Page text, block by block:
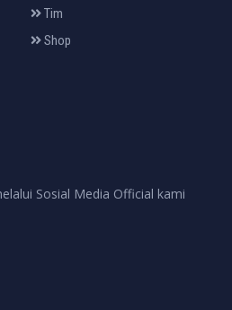
Tim
Shop
Sosial Media Official kami